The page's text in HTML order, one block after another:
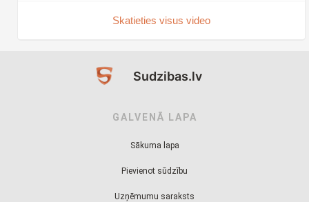
Skatieties visus video
Sudzibas.lv
GALVENĀ LAPA
Sākuma lapa
Pievienot sūdzību
Uzņēmumu saraksts